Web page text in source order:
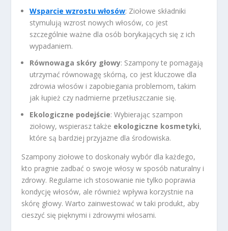
Wsparcie wzrostu włosów: Ziołowe składniki
stymulują wzrost nowych włosów, co jest
szczególnie ważne dla osób borykających się z ich
wypadaniem.
Równowaga skóry głowy: Szampony te pomagają
utrzymać równowagę skórną, co jest kluczowe dla
zdrowia włosów i zapobiegania problemom, takim
jak łupież czy nadmierne przetłuszczanie się.
Ekologiczne podejście: Wybierając szampon
ziołowy, wspierasz także ekologiczne kosmetyki,
które są bardziej przyjazne dla środowiska.
Szampony ziołowe to doskonały wybór dla każdego,
kto pragnie zadbać o swoje włosy w sposób naturalny i
zdrowy. Regularne ich stosowanie nie tylko poprawia
kondycję włosów, ale również wpływa korzystnie na
skórę głowy. Warto zainwestować w taki produkt, aby
cieszyć się pięknymi i zdrowymi włosami.